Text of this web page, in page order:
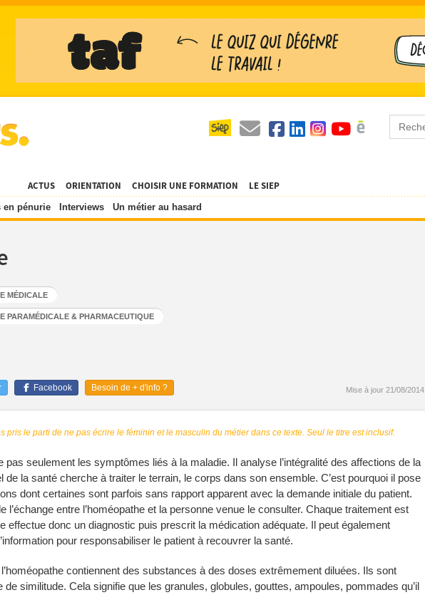
en pénurie Interviews Un métier au hasard
ACTUS ORIENTATION CHOISIR UNE FORMATION LE SIEP
MÉDICALE
PARAMÉDICALE & PHARMACEUTIQUE
Facebook Besoin de + d'info ? Mise à jour 21/08/2014
pris le parti de ne pas écrire le féminin et le masculin du métier dans ce texte. Seul le titre est inclusif.
pas seulement les symptômes liés à la maladie. Il analyse l’intégralité des affections de la
de la santé cherche à traiter le terrain, le corps dans son ensemble. C’est pourquoi il pose
dont certaines sont parfois sans rapport apparent avec la demande initiale du patient.
l’échange entre l’homéopathe et la personne venue le consulter. Chaque traitement est
effectue donc un diagnostic puis prescrit la médication adéquate. Il peut également
pour responsabiliser le patient à recouvrer la santé.
contiennent des substances à des doses extrêmement diluées. Ils sont
similitude. Cela signifie que les granules, globules, gouttes, ampoules, pommades qu’il